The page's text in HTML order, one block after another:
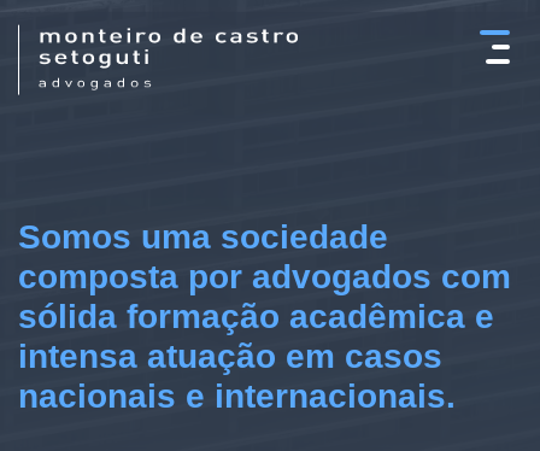
×
Somos uma sociedade
composta por advogados com
sólida formação acadêmica e
intensa atuação em casos
nacionais e internacionais.